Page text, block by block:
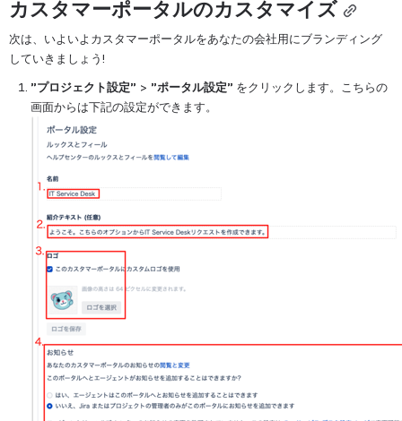
カスタマーポータルのカスタマイズ
次は、いよいよカスタマーポータルをあなたの会社用にブランディング
していきましょう!
”プロジェクト設定” > ”ポータル設定” をクリックします。こちらの
画面からは下記の設定ができます。